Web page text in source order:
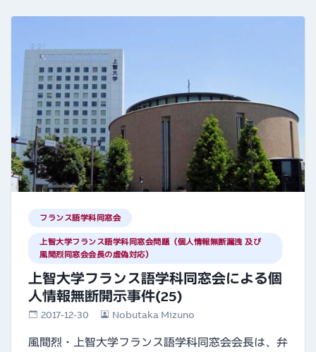
フランス語学科同窓会
上智大学フランス語学科同窓会問題（個人情報無断漏洩 及び
風間烈同窓会会長の虚偽対応）
上智大学フランス語学科同窓会による個
人情報無断開示事件(25)
2017-12-30 Nobutaka Mizuno
風間烈・上智大学フランス語学科同窓会会長は、弁